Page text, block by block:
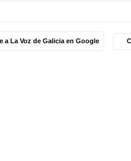
a La Voz de Galicia en Google